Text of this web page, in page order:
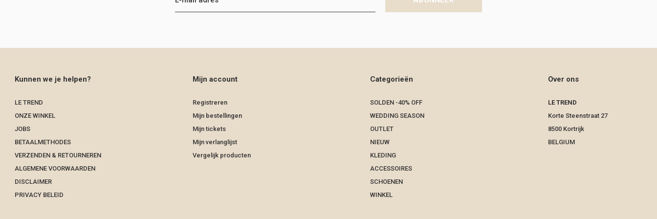
Kunnen we je helpen?
LE TREND
ONZE WINKEL
JOBS
BETAALMETHODES
VERZENDEN & RETOURNEREN
ALGEMENE VOORWAARDEN
DISCLAIMER
PRIVACY BELEID
Mijn account
Registreren
Mijn bestellingen
Mijn tickets
Mijn verlanglijst
Vergelijk producten
Categorieën
SOLDEN -40% OFF
WEDDING SEASON
OUTLET
NIEUW
KLEDING
ACCESSOIRES
SCHOENEN
WINKEL
Over ons
LE TREND
Korte Steenstraat 27
8500 Kortrijk
BELGIUM